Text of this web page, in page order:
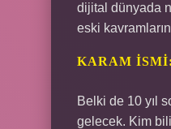
dijital dünyada
eski
KARAM
Belki de 10 yıl
gelecek. Kim